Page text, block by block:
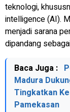
teknologi,
intelligence (AI).
menjadi sarana
dipandang
Baca Juga :
Madura
Tingkatkan
Pamekasan